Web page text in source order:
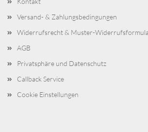
Versand- & Zahlungsbedingungen
Widerrufsrecht & Muster-
AGB
Privatsphäre und Datenschutz
Callback Service
Cookie Einstellungen